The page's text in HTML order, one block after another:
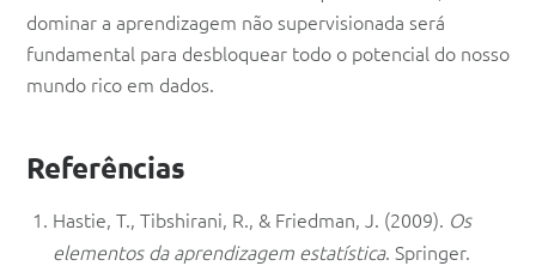
dominar a aprendizagem não supervisionada será
fundamental para desbloquear todo o potencial do nosso
mundo rico em dados.
Referências
Hastie, T., Tibshirani, R., & Friedman, J. (2009). Os
elementos da aprendizagem estatística. Springer.